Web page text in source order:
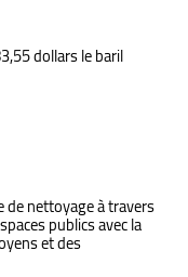
dollars le baril
de nettoyage à travers
publics avec la
et des